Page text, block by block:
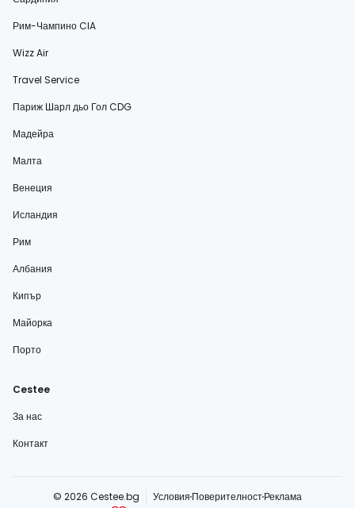
Рим-Чампино CIA
Wizz Air
Travel Service
Париж Шарл дьо Гол CDG
Мадейра
Малта
Венеция
Исландия
Рим
Албания
Кипър
Майорка
Порто
Cestee
За нас
Контакт
© 2026 Cestee.bg Условия ПоверителностРеклама